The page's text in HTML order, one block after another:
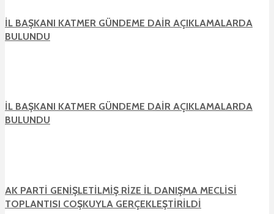
İL BAŞKANI KATMER GÜNDEME DAİR AÇIKLAMALARDA
BULUNDU
İL BAŞKANI KATMER GÜNDEME DAİR AÇIKLAMALARDA
BULUNDU
AK PARTİ GENİŞLETİLMİŞ RİZE İL DANIŞMA MECLİSİ
TOPLANTISI COŞKUYLA GERÇEKLEŞTİRİLDİ